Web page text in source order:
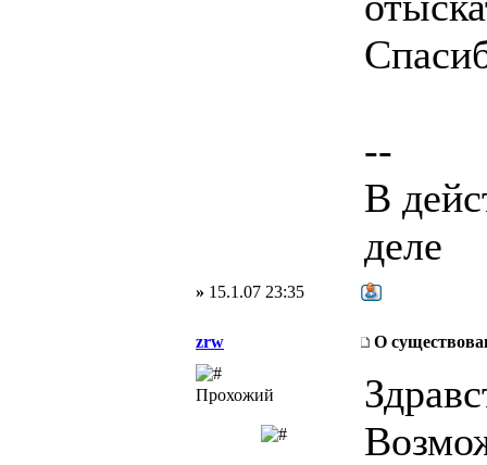
--
В
деле
» 15.1.07 23:35
zrw О
Прохожий